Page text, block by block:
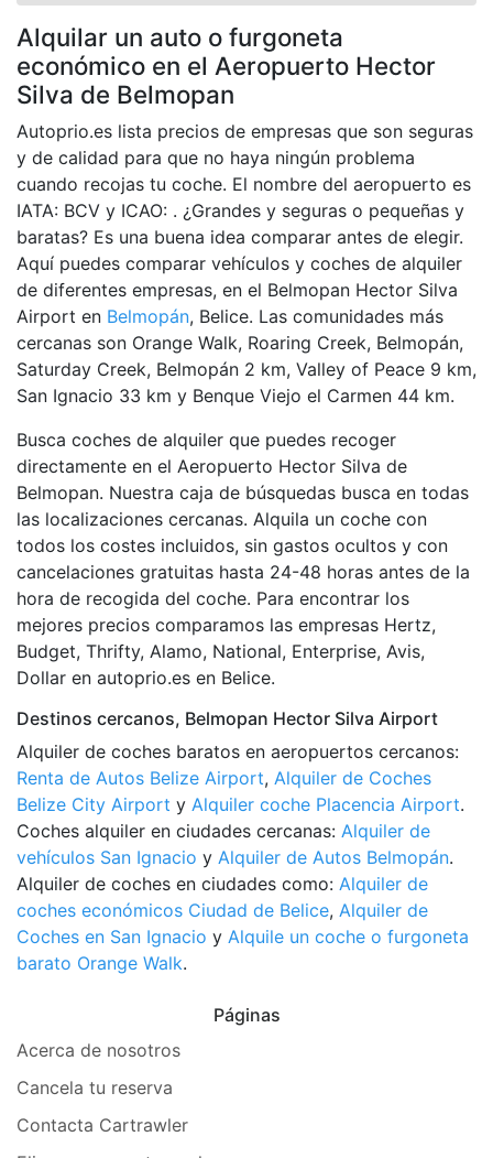
Alquilar un auto o furgoneta
económico en el Aeropuerto Hector
Silva de Belmopan
Autoprio.es lista precios de empresas que son seguras
y de calidad para que no haya ningún problema
cuando recojas tu coche. El nombre del aeropuerto es
IATA: BCV y ICAO: . ¿Grandes y seguras o pequeñas y
baratas? Es una buena idea comparar antes de elegir.
Aquí puedes comparar vehículos y coches de alquiler
de diferentes empresas, en el Belmopan Hector Silva
Airport en Belmopán, Belice. Las comunidades más
cercanas son Orange Walk, Roaring Creek, Belmopán,
Saturday Creek, Belmopán 2 km, Valley of Peace 9 km,
San Ignacio 33 km y Benque Viejo el Carmen 44 km.
Busca coches de alquiler que puedes recoger
directamente en el Aeropuerto Hector Silva de
Belmopan. Nuestra caja de búsquedas busca en todas
las localizaciones cercanas. Alquila un coche con
todos los costes incluidos, sin gastos ocultos y con
cancelaciones gratuitas hasta 24-48 horas antes de la
hora de recogida del coche. Para encontrar los
mejores precios comparamos las empresas Hertz,
Budget, Thrifty, Alamo, National, Enterprise, Avis,
Dollar en autoprio.es en Belice.
Destinos cercanos, Belmopan Hector Silva Airport
Alquiler de coches baratos en aeropuertos cercanos:
Renta de Autos Belize Airport, Alquiler de Coches
Belize City Airport y Alquiler coche Placencia Airport.
Coches alquiler en ciudades cercanas: Alquiler de
vehículos San Ignacio y Alquiler de Autos Belmopán.
Alquiler de coches en ciudades como: Alquiler de
coches económicos Ciudad de Belice, Alquiler de
Coches en San Ignacio y Alquile un coche o furgoneta
barato Orange Walk.
Páginas
Acerca de nosotros
Cancela tu reserva
Contacta Cartrawler